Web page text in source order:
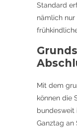
Standard
nämlich
Mit dem
können die
bundesweit
Ganztag an